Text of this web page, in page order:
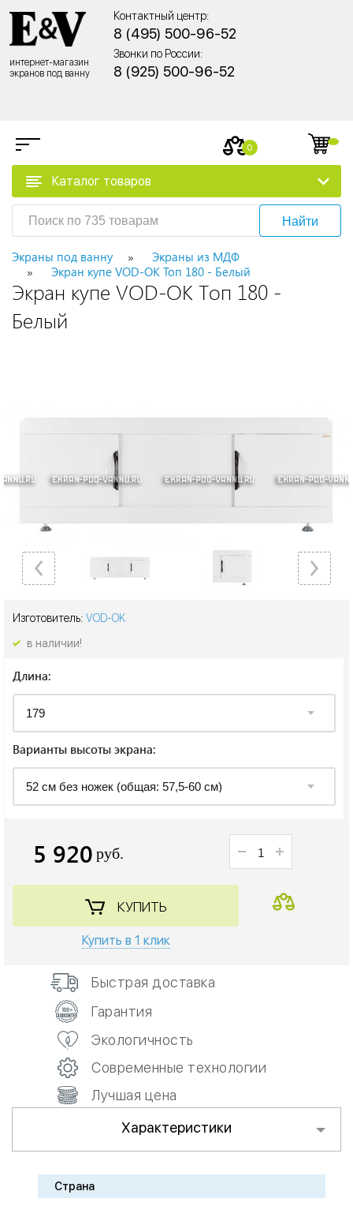
интернет-магазин
экранов под ванну
Контактный центр:
8 (495) 500-96-52
Звонки по России:
8 (925) 500-96-52
0
Каталог товаров
Найти
Экраны под ванну
Экраны из МДФ
Экран купе VOD-OK Топ 180 - Белый
Экран купе VOD-OK Топ 180 -
Белый
Изготовитель: VOD-OK
в наличии!
Длина:
Варианты высоты экрана:
5 920 руб.
КУПИТЬ
Купить в 1 клик
Быстрая доставка
Гарантия
Экологичность
Современные технологии
Лучшая цена
Характеристики
Страна